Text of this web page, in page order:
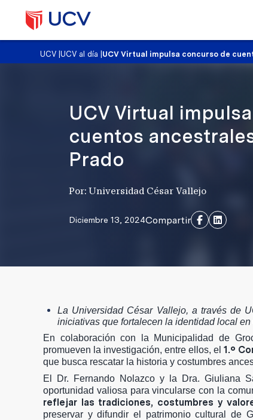
UCV |UCV al día UCV Virtual impulsa concurso de
UCV Virtual
cuentos
Prado
Por: Universidad César Vallejo
Diciembre 13, 2024Compartir
La Universidad César Vallejo, a través de
iniciativas que fortalecen la identidad local
En colaboración con la Municipalidad de
promueven la investigación, entre ellos, el1.º
que busca rescatar la historia y costumbres
El Dr. Fernando Nolazco y la Dra. Giuliana
oportunidad valiosa para vincularse con la
reflejar las tradiciones, costumbres y
preservar y difundir el patrimonio cultural de